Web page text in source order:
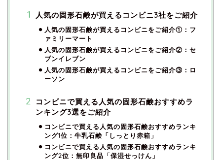
人気の固形石鹸が買えるコンビニ3社をご紹介
人気の固形石鹸が買えるコンビニをご紹介①：フ
ァミリーマート
人気の固形石鹸が買えるコンビニをご紹介②：セ
ブンイレブン
人気の固形石鹸が買えるコンビニをご紹介③：ロ
ーソン
コンビニで買える人気の固形石鹸おすすめラ
ンキング3選をご紹介
コンビニで買える人気の固形石鹸おすすめランキ
ング1位：牛乳石鹸「しっとり赤箱」
コンビニで買える人気の固形石鹸おすすめランキ
ング2位：無印良品「保湿せっけん」